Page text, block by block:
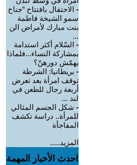
- الاحتفال بافتتاح “جناح
سمو الشيخة فاطمة
بنت مبارك لأمراض الن
...
- السّلام أكثر استدامة
بمشاركة النساء...فلماذا
يهمّش دورهنّ؟
- بريطانيا: الشرطة
توقف امرأة بعد تعرض
أربعة رجال للطعن في
لند ...
- شكل الجسم المثالي
للمرأة.. دراسة تكشف
المفاجأة
المزيد.....
احدث الأخبار المهمة